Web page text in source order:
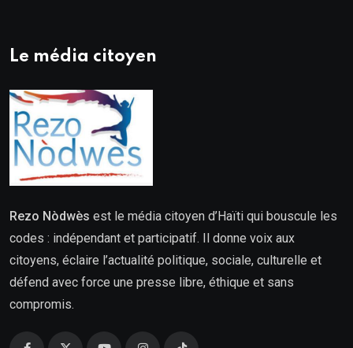
Le média citoyen
Rezo Nòdwès est le média citoyen d’Haïti qui bouscule les
codes : indépendant et participatif. Il donne voix aux
citoyens, éclaire l’actualité politique, sociale, culturelle et
défend avec force une presse libre, éthique et sans
compromis.